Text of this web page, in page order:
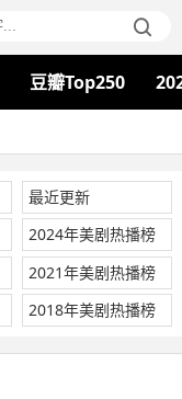
豆瓣Top250
最近更新
2024年美剧热播榜
2021年美剧热播榜
2018年美剧热播榜